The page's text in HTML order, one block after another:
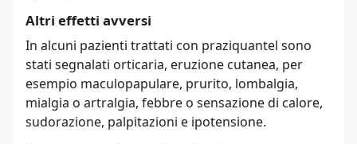
Altri effetti avversi
In alcuni pazienti trattati con praziquantel sono
stati segnalati orticaria, eruzione cutanea, per
esempio maculopapulare, prurito, lombalgia,
mialgia o artralgia, febbre o sensazione di calore,
sudorazione, palpitazioni e ipotensione.